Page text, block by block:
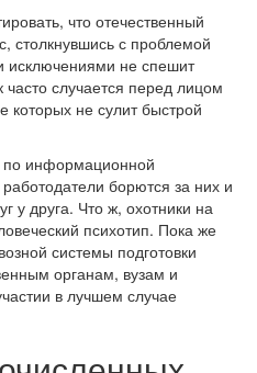
что отечественный
столкнувшись с проблемой
исключениями не спешит
случается перед лицом
которых не сулит быстрой
по информационной
борются за них и
у друга. Что ж, охотники на
психотип. Пока же
системы подготовки
органам, вузам и
в лучшем случае